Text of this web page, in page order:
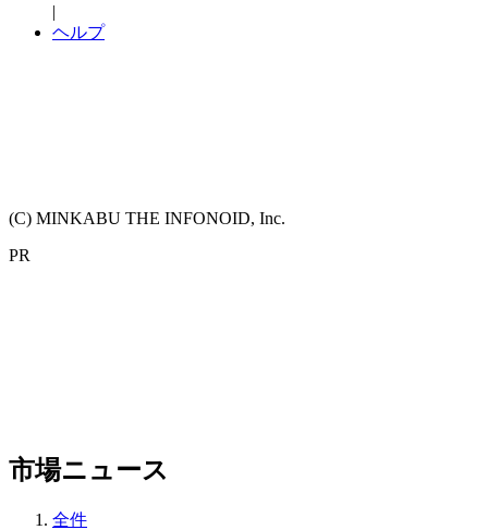
|
ヘルプ
(C) MINKABU THE INFONOID, Inc.
PR
市場ニュース
全件